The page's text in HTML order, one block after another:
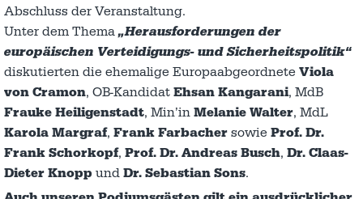
Abschluss der Veranstaltung.
Unter dem Thema„Herausforderungen der
europäischen Verteidigungs- und Sicherheitspolitik“
diskutierten die ehemalige Europaabgeordnete Viola
von Cramon, OB-Kandidat Ehsan Kangarani, MdB
Frauke Heiligenstadt, Min’in Melanie Walter, MdL
Karola Margraf, Frank Farbacher sowie Prof. Dr.
Frank Schorkopf, Prof. Dr. Andreas Busch, Dr. Claas-
Dieter Knopp und Dr. Sebastian Sons.